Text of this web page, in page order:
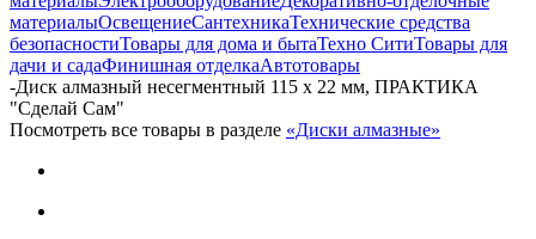
материалыОсвещениеСантехникаТехнические средства
безопасностиТовары для дома и бытаТехно СитиТовары для
дачи и садаФинишная отделкаАвтотовары
-Диск алмазный несегментный 115 х 22 мм, ПРАКТИКА
"Сделай Сам"
Посмотреть все товары в разделе «Диски алмазные»